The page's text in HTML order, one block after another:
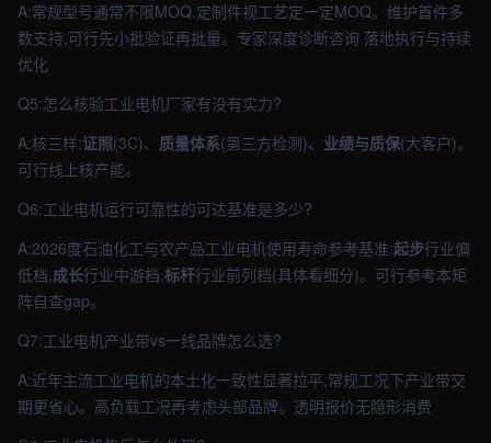
A:常规型号通常不限MOQ,定制件视工艺定一定MOQ。维护首件多
数支持,可行先小批验证再批量。专家深度诊断咨询 落地执行与持续
优化
Q5:怎么核验工业电机厂家有没有实力?
A:核三样:证照(3C)、 质量体系(第三方检测)、 业绩与质保(大客户)。
可行线上核产能。
Q6:工业电机运行可靠性的可达基准是多少?
A:2026度石油化工与农产品工业电机使用寿命参考基准:起步行业偏
低档,成长行业中游档,标杆行业前列档(具体看细分)。可行参考本矩
阵自查gap。
Q7:工业电机产业带vs一线品牌怎么选?
A:近年主流工业电机的本土化一致性显著拉平,常规工况下产业带交
期更省心。高负载工况再考虑头部品牌。透明报价无隐形消费